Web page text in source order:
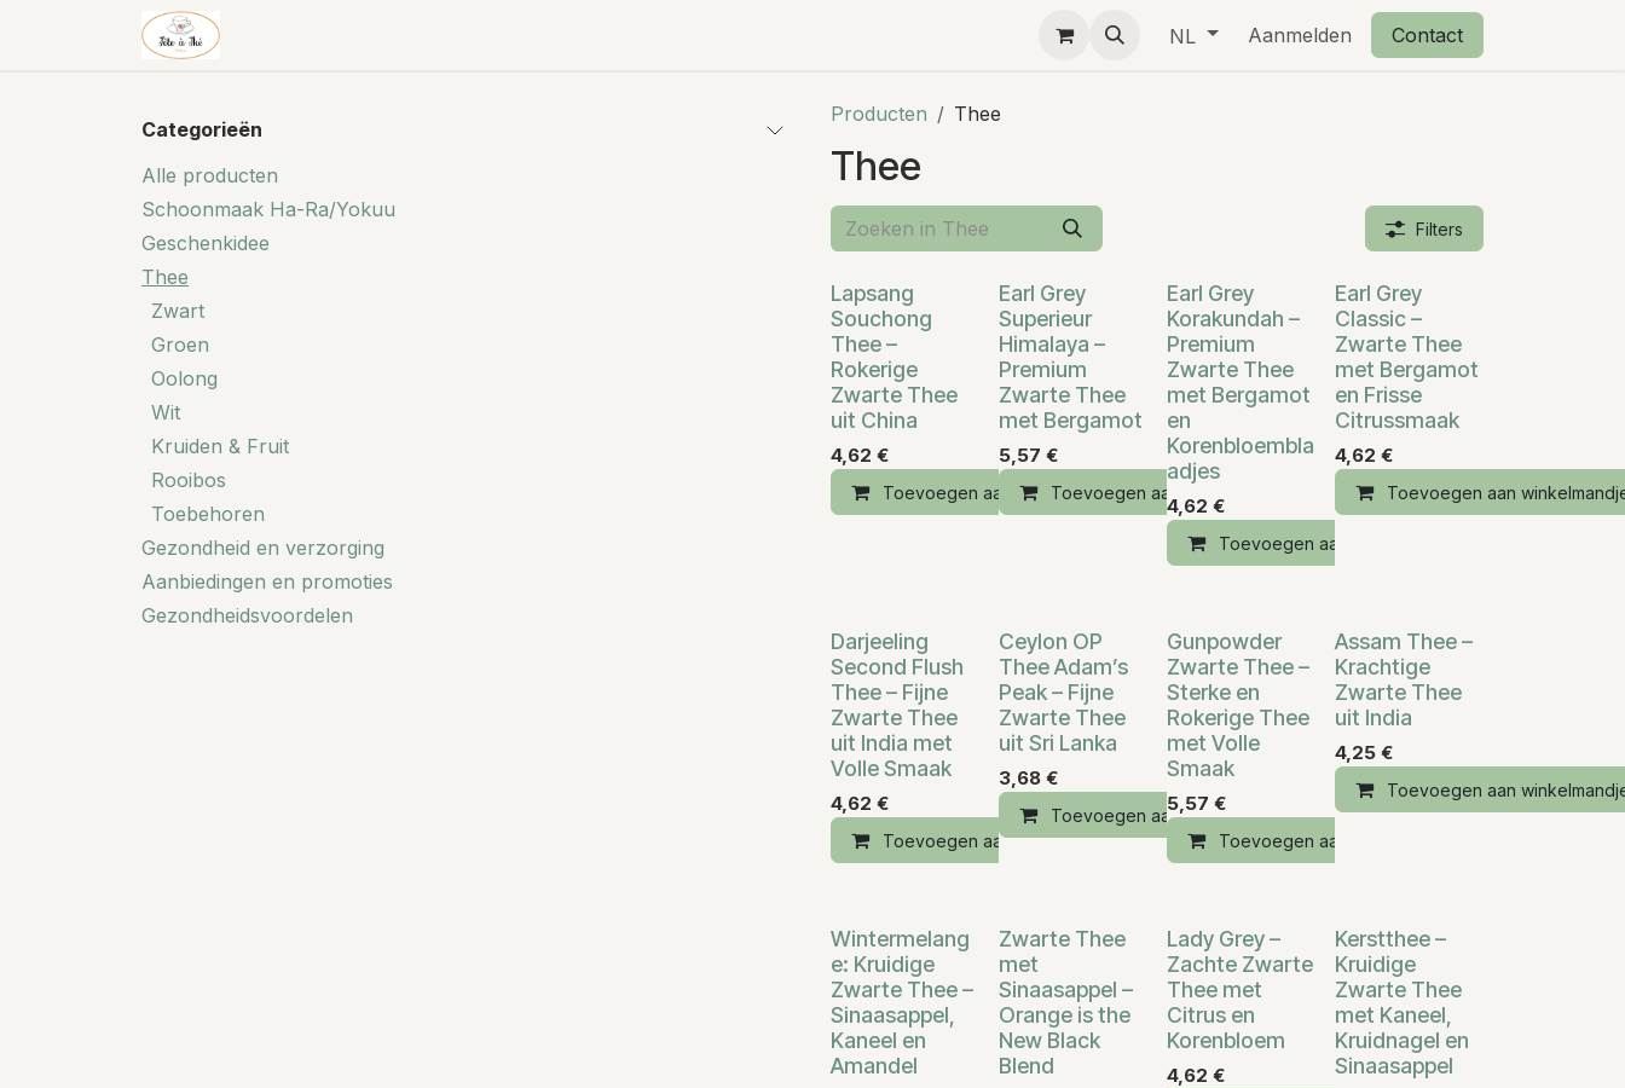
Overslaan naar inhoud
Kleine geschenkjes Over ons Retourbeleid
NL Aanmelden Contact
Categorieën
Alle producten
Schoonmaak Ha-Ra/Yokuu
Geschenkidee
Thee
Zwart
Groen
Oolong
Wit
Kruiden & Fruit
Rooibos
Toebehoren
Gezondheid en verzorging
Aanbiedingen en promoties
Gezondheidsvoordelen
Producten Thee
Thee
Filters
Lapsang
Souchong
Thee –
Rokerige
Zwarte Thee
uit China
4,62 €
Toevoegen aan winkelmandje
Earl Grey
Superieur
Himalaya –
Premium
Zwarte Thee
met Bergamot
5,57 €
Toevoegen aan winkelmandje
Earl Grey
Korakundah –
Premium
Zwarte Thee
met Bergamot
en
Korenbloembla
adjes
4,62 €
Toevoegen aan winkelmandje
Earl Grey
Classic –
Zwarte Thee
met Bergamot
en Frisse
Citrussmaak
4,62 €
Toevoegen aan
Darjeeling
Second Flush
Thee – Fijne
Zwarte Thee
uit India met
Volle Smaak
4,62 €
Toevoegen aan winkelmandje
Ceylon OP
Thee Adam’s
Peak – Fijne
Zwarte Thee
uit Sri Lanka
3,68€
Toevoegen aan winkelmandje
Gunpowder
Zwarte Thee –
Sterke en
Rokerige Thee
met Volle
Smaak
5,57 €
Toevoegen aan winkelmandje
Assam Thee –
Krachtige
Zwarte Thee
uit India
4,25€
Toevoegen aan
Wintermelang
e: Kruidige
Zwarte Thee –
Sinaasappel,
Kaneel en
Amandel
Zwarte Thee
met
Sinaasappel –
Orange is the
New Black
Blend
Lady Grey –
Zachte Zwarte
Thee met
Citrus en
Korenbloem
4,62 €
Kerstthee –
Kruidige
Zwarte Thee
met Kaneel,
Kruidnagel en
Sinaasappel